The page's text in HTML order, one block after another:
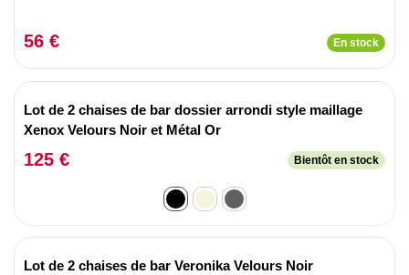
56 € En stock
Lot de 2 chaises de bar dossier arrondi style maillage
Xenox Velours Noir et Métal Or
125 € Bientôt en stock
Lot de 2 chaises de bar Veronika Velours Noir